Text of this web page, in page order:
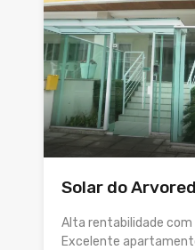
Solar do
Alta rentabilidade
Excelente